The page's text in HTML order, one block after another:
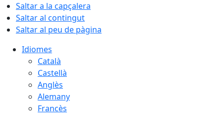
Saltar a la capçalera
Saltar al contingut
Saltar al peu de pàgina
Idiomes
Català
Castellà
Anglès
Alemany
Francès